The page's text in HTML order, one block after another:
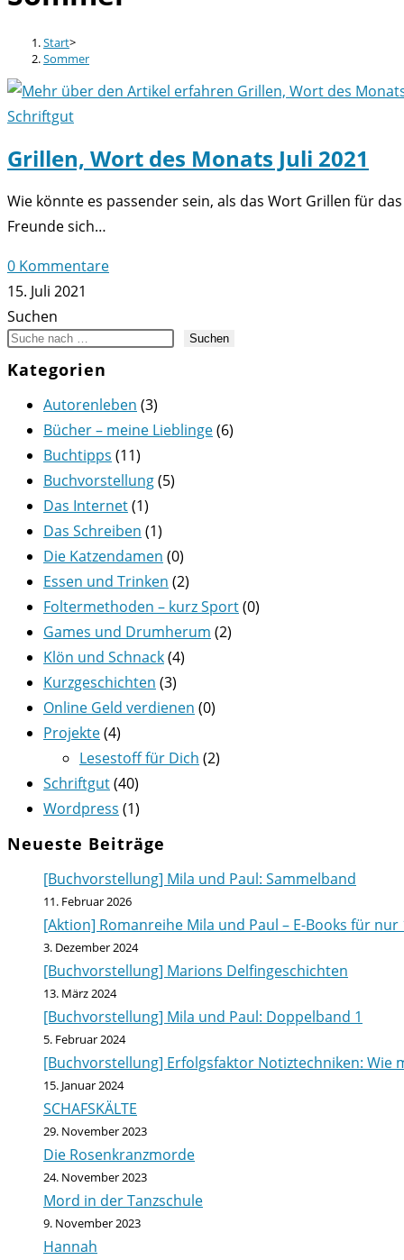
Start>
Sommer
Schriftgut
Grillen, Wort des Monats Juli 2021
Wie könnte es passender sein, als das Wort Grillen für
Freunde sich…
0 Kommentare
15. Juli 2021
Suchen
Suchen
Kategorien
Autorenleben (3)
Bücher – meine Lieblinge(6)
Buchtipps (11)
Buchvorstellung(5)
Das Internet(1)
Das Schreiben (1)
Die Katzendamen (0)
Essen und Trinken (2)
Foltermethoden – kurz Sport(0)
Games und Drumherum (2)
Klön und Schnack(4)
Kurzgeschichten (3)
Online Geld verdienen (0)
Projekte(4)
Lesestoff für Dich (2)
Schriftgut(40)
Wordpress (1)
Neueste Beiträge
[Buchvorstellung] Mila und Paul: Sammelband
11. Februar 2026
[Aktion] Romanreihe Mila und Paul – E-Books für nur
3. Dezember 2024
[Buchvorstellung] Marions Delfingeschichten
13. März 2024
[Buchvorstellung] Mila und Paul: Doppelband 1
5. Februar 2024
[Buchvorstellung] Erfolgsfaktor Notiztechniken:
15. Januar 2024
SCHAFSKÄLTE
29. November 2023
Die Rosenkranzmorde
24. November 2023
Mord in der Tanzschule
9. November 2023
Hannah